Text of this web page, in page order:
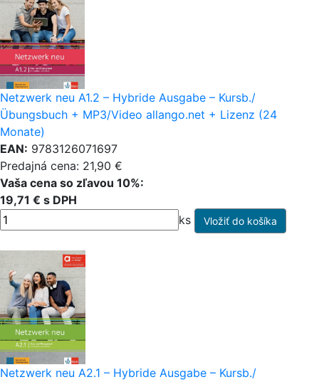
Netzwerk neu A1.2 – Hybride Ausgabe – Kursb./
Übungsbuch + MP3/Video allango.net + Lizenz (24
Monate)
EAN: 9783126071697
Predajná cena: 21,90 €
Vaša cena so zľavou 10%:
19,71 € s DPH
ks
Netzwerk neu A2.1 – Hybride Ausgabe – Kursb./